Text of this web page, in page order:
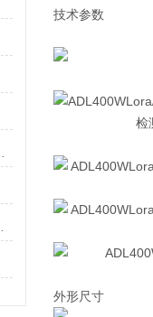
技术参数
外形尺寸